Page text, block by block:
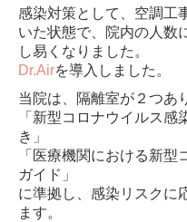
感染対策として、空調工
いた状態で、
院内の人数
し易くなりました。
Dr.Airを導入しました。
当院は、隔離室が２つあ
「新型コロナウイルス感
き」
「医療機関における新
ガイド」
に準拠し、感染リスクに
ます。